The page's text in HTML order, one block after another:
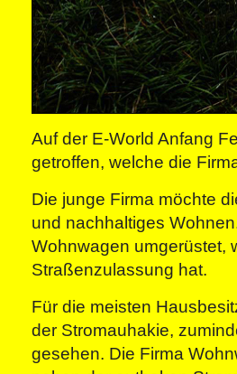
Auf der E-World Anfang
getroffen, welche die
Die junge Firma möchte
und nachhaltiges
Wohnwagen umgerüstet,
Straßenzulassung hat.
Für die meisten
der Stromauhakie,
gesehen. Die Firma